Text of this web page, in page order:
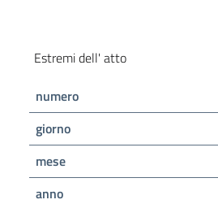
Estremi dell' atto
numero
giorno
mese
anno